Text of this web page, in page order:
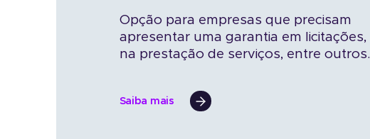
Opção para empresas que precisam
apresentar uma garantia em licitações,
na prestação de serviços, entre outros.
Saiba mais